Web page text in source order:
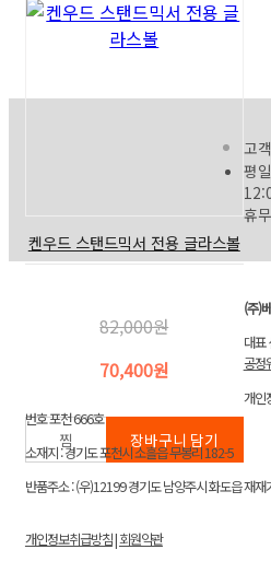
켄우드 스탠드믹서 전용 글라스볼
82,000원
70,400원
고
평
휴무
(주)
대표
공정
개인
번호 포천 666호
소재지 : 경기도 포천시 소흘읍 무봉리 182-5
반품주소 : (우)12199 경기도 남양주시 화도읍 재
개인정보취급방침|회원약관